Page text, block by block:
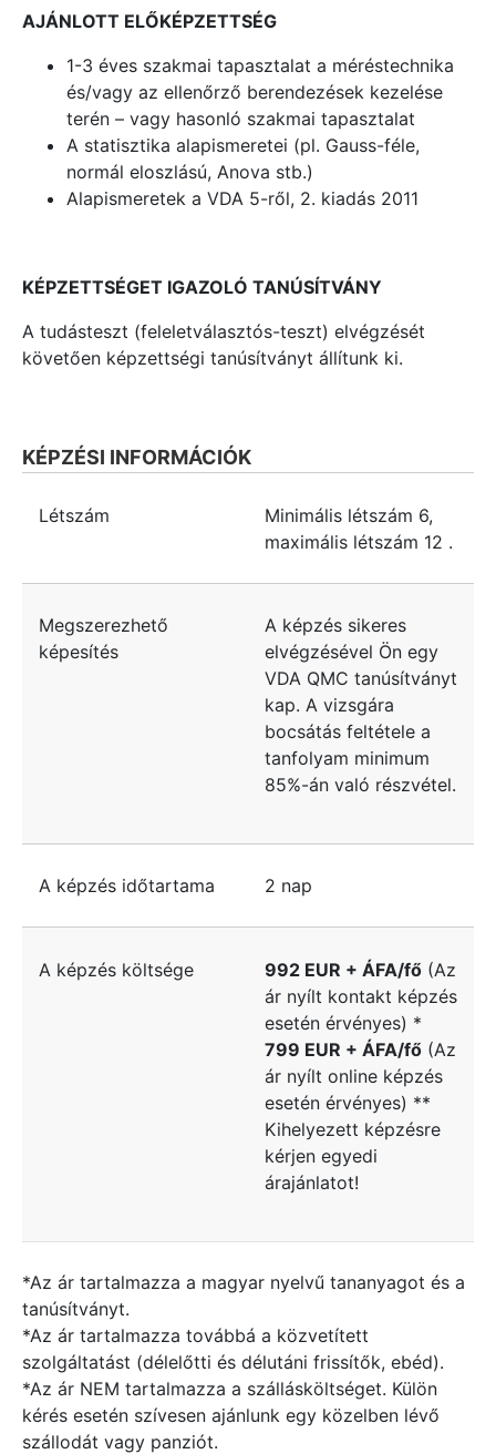
AJÁNLOTT ELŐKÉPZETTSÉG
1-3 éves szakmai tapasztalat a méréstechnika
és/vagy az ellenőrző berendezések kezelése
terén – vagy hasonló szakmai tapasztalat
A statisztika alapismeretei (pl. Gauss-féle,
normál eloszlású, Anova stb.)
Alapismeretek a VDA 5-ről, 2. kiadás 2011
KÉPZETTSÉGET IGAZOLÓ TANÚSÍTVÁNY
A tudásteszt (feleletválasztós-teszt) elvégzését
követően képzettségi tanúsítványt állítunk ki.
KÉPZÉSI INFORMÁCIÓK
Létszám Minimális létszám 6,
maximális létszám 12 .
Megszerezhető
képesítés
A képzés sikeres
elvégzésével Ön egy
VDA QMC tanúsítványt
kap. A vizsgára
bocsátás feltétele a
tanfolyam minimum
85%-án való részvétel.
A képzés időtartama 2 nap
A képzés költsége 992 EUR + ÁFA/fő (Az
ár nyílt kontakt képzés
esetén érvényes) *
799 EUR + ÁFA/fő (Az
ár nyílt online képzés
esetén érvényes) **
Kihelyezett képzésre
kérjen egyedi
árajánlatot!
*Az ár tartalmazza a magyar nyelvű tananyagot és a
tanúsítványt.
*Az ár tartalmazza továbbá a közvetített
szolgáltatást (délelőtti és délutáni frissítők, ebéd).
*Az ár NEM tartalmazza a szállásköltséget. Külön
kérés esetén szívesen ajánlunk egy közelben lévő
szállodát vagy panziót.